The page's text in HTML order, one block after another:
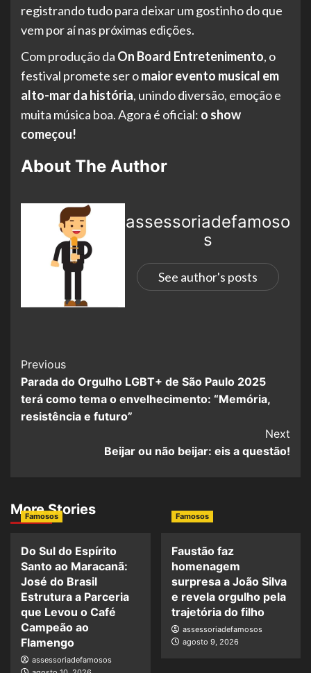
registrando tudo para deixar um gostinho do que
vem por aí nas próximas edições.
Com produção da On Board Entretenimento, o
festival promete ser omaior evento musical em
alto-mar da história, unindo diversão, emoção e
muita música boa. Agora é oficial: o show
começou!
About The Author
assessoriadefamoso
s
See author's posts
Previous
Parada do Orgulho LGBT+ de São Paulo 2025
terá como tema o envelhecimento: “Memória,
resistência e futuro”
Next
Beijar ou não beijar: eis a questão!
More Stories
Famosos
Do Sul do Espírito
Santo ao Maracanã:
José do Brasil
Estrutura a Parceria
que Levou o Café
Campeão ao
Flamengo
assessoriadefamosos
Famosos
Faustão faz
homenagem
surpresa a João Silva
e revela orgulho pela
trajetória do filho
assessoriadefamosos
agosto 9, 2026